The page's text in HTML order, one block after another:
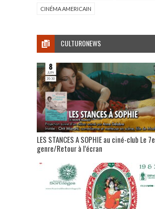
CINÉMA AMERICAIN
CULTURONEWS
LES STANCES A SOPHIE au ciné-club Le 7e
genre/Retour à l’écran